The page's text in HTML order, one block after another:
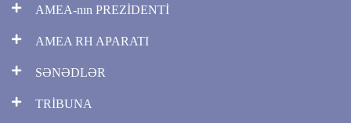
AMEA-nın PREZİDENTİ
AMEA RH APARATI
SƏNƏDLƏR
TRİBUNA